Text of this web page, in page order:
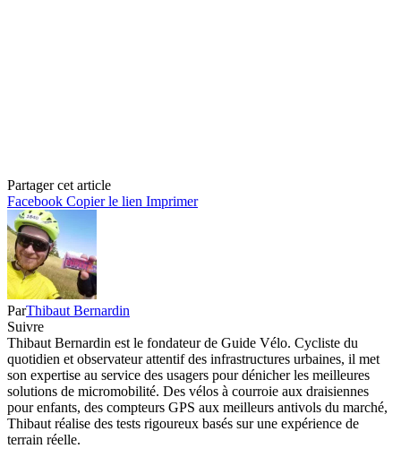
Partager cet article
Facebook Copier le lien Imprimer
ParThibaut Bernardin
Suivre
Thibaut Bernardin est le fondateur de Guide Vélo. Cycliste du
quotidien et observateur attentif des infrastructures urbaines, il met
son expertise au service des usagers pour dénicher les meilleures
solutions de micromobilité. Des vélos à courroie aux draisiennes
pour enfants, des compteurs GPS aux meilleurs antivols du marché,
Thibaut réalise des tests rigoureux basés sur une expérience de
terrain réelle.